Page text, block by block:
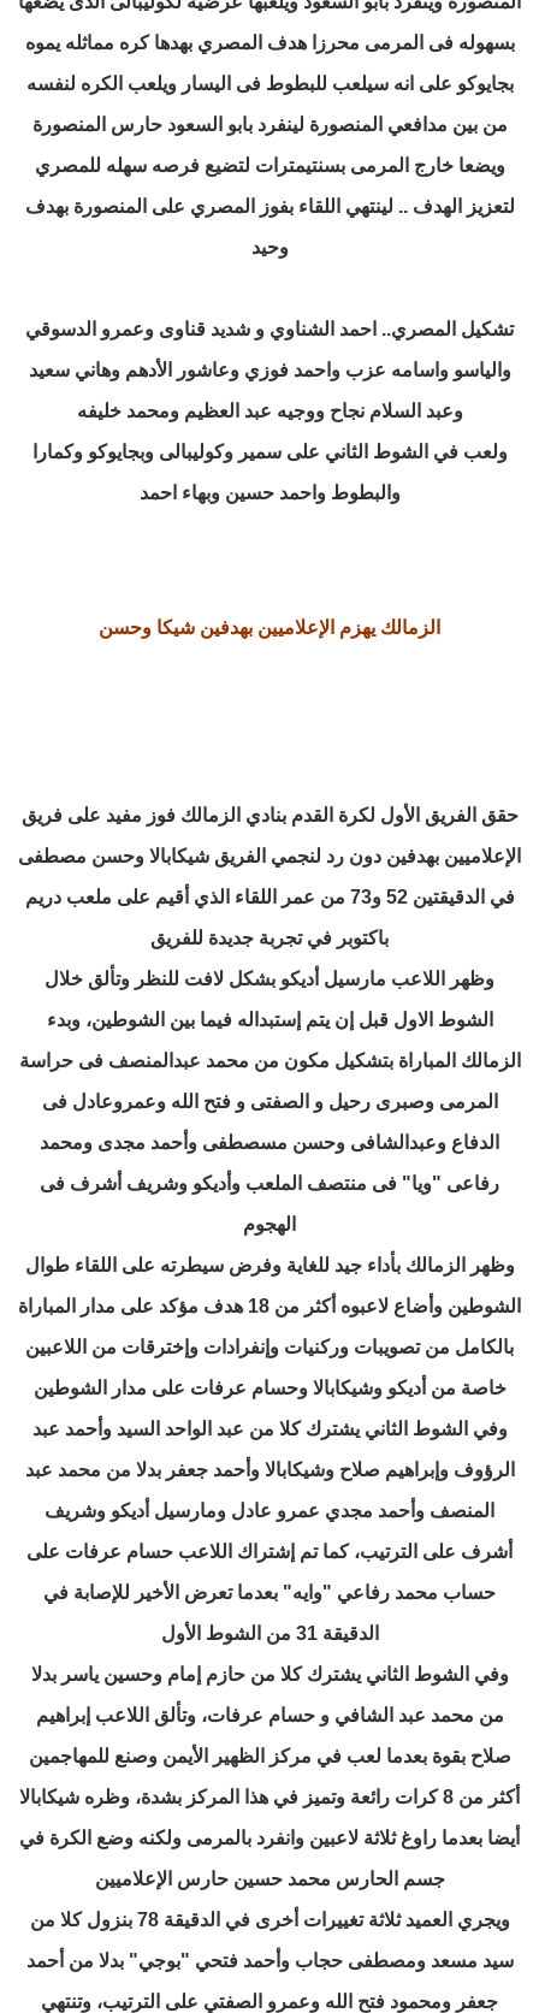
بسهوله فى المرمى محرزا هدف المصري بهدها كره مماثله يموه
بجايوكو على انه سيلعب للبطوط فى اليسار ويلعب الكره لنفسه
من بين مدافعي المنصورة لينفرد بابو السعود حارس المنصورة
ويضعا خارج المرمى بسنتيمترات لتضيع فرصه سهله للمصري
لتعزيز الهدف .. لينتهي اللقاء بفوز المصري على المنصورة بهدف
وحيد
تشكيل المصري.. احمد الشناوي و شديد قناوى وعمرو الدسوقي
والياسو واسامه عزب واحمد فوزي وعاشور الأدهم وهاني سعيد
وعبد السلام نجاح ووجيه عبد العظيم ومحمد خليفه
ولعب في الشوط الثاني على سمير وكوليبالى وبجايوكو وكمارا
والبطوط واحمد حسين وبهاء احمد
الزمالك يهزم الإعلاميين بهدفين شيكا وحسن
حقق الفريق الأول لكرة القدم بنادي الزمالك فوز مفيد على فريق
الإعلاميين بهدفين دون رد لنجمي الفريق شيكابالا وحسن مصطفى
في الدقيقتين 52 و73 من عمر اللقاء الذي أقيم على ملعب دريم
باكتوبر في تجربة جديدة للفريق
وظهر اللاعب مارسيل أديكو بشكل لافت للنظر وتألق خلال
الشوط الاول قبل إن يتم إستبداله فيما بين الشوطين، وبدء
الزمالك المباراة بتشكيل مكون من محمد عبدالمنصف فى حراسة
المرمى وصبرى رحيل و الصفتى و فتح الله وعمروعادل فى
الدفاع وعبدالشافى وحسن مسصطفى وأحمد مجدى ومحمد
رفاعى "ويا" فى منتصف الملعب وأديكو وشريف أشرف فى
الهجوم
وظهر الزمالك بأداء جيد للغاية وفرض سيطرته على اللقاء طوال
الشوطين وأضاع لاعبوه أكثر من 18 هدف مؤكد على مدار المباراة
بالكامل من تصويبات وركنيات وإنفرادات وإخترقات من اللاعبين
خاصة من أديكو وشيكابالا وحسام عرفات على مدار الشوطين
وفي الشوط الثاني يشترك كلا من عبد الواحد السيد وأحمد عبد
الرؤوف وإبراهيم صلاح وشيكابالا وأحمد جعفر بدلا من محمد عبد
المنصف وأحمد مجدي عمرو عادل ومارسيل أديكو وشريف
أشرف على الترتيب، كما تم إشتراك اللاعب حسام عرفات على
حساب محمد رفاعي "وايه" بعدما تعرض الأخير للإصابة في
الدقيقة 31 من الشوط الأول
وفي الشوط الثاني يشترك كلا من حازم إمام وحسين ياسر بدلا
من محمد عبد الشافي و حسام عرفات، وتألق اللاعب إبراهيم
صلاح بقوة بعدما لعب في مركز الظهير الأيمن وصنع للمهاجمين
أكثر من 8 كرات رائعة وتميز في هذا المركز بشدة، وظره شيكابالا
أيضا بعدما راوغ ثلاثة لاعبين وانفرد بالمرمى ولكنه وضع الكرة في
جسم الحارس محمد حسين حارس الإعلاميين
ويجري العميد ثلاثة تغييرات أخرى في الدقيقة 78 بنزول كلا من
سيد مسعد ومصطفى حجاب وأحمد فتحي "بوجي" بدلا من أحمد
جعفر ومحمود فتح الله وعمرو الصفتي على الترتيب، وتنتهي